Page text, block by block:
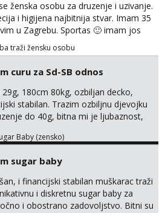
ženska osobu za druzenje i uzivanje.
i higijena najbitnija stvar. Imam 35
u Zagrebu. Sportas 🙂 imam jos
🤣 Za sve informacije i dogovore na
samo ozbiljne i zainteresirane
takoder da se ne javljaju muski!!!
traži žensku osobu
curu za Sd-SB odnos
180cm 80kg, ozbiljan decko,
stabilan. Trazim ozbiljnu djevojku
do 40g, bitna mi je ljubaznost,
sa opisom i slikom, o nagradi
Baby (zensko)
sugar baby
i financijski stabilan muškarac traži
i diskretnu sugar baby za
i obostrano zadovoljstvo. Bitni su